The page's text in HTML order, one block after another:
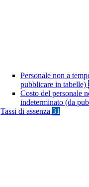
Personale non a
pubblicare in tabelle)
Costo del personale
indeterminato (da
Tassi di assenza 31